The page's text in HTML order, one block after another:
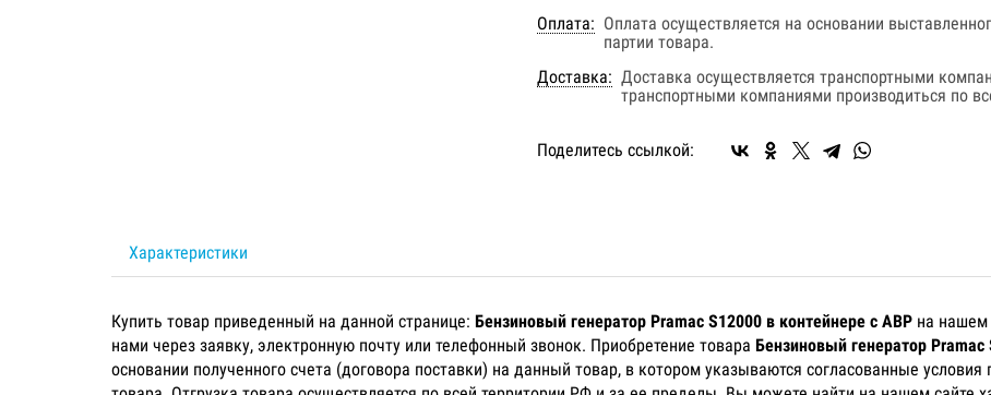
Оплата: Оплата осуществляется на основании
партии товара.
Доставка: Доставка осуществляется транспортными
транспортными компаниями производиться по
Поделитесь ссылкой:
Характеристики
Купить товар приведенный на данной странице: Бензиновый генератор Pramac S12000 в контейнере с АВР на нашем
нами через заявку, электронную почту или телефонный звонок. Приобретение товара Бензиновый генератор
основании полученного счета (договора поставки) на данный товар, в котором указываются согласованные условия